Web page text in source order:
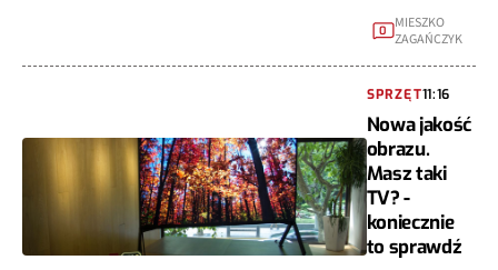
0
MIESZKO
ZAGAŃCZYK
SPRZĘT11:16
Nowa jakość
obrazu.
Masz taki
TV? -
koniecznie
to sprawdź